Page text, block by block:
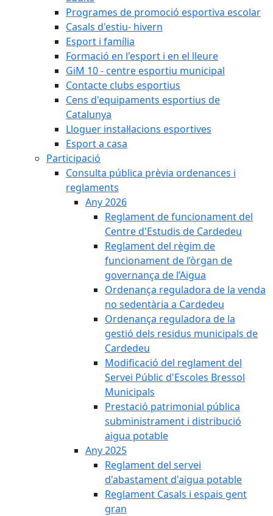
Programes de promoció esportiva escolar
Casals d'estiu- hivern
Esport i família
Formació en l'esport i en el lleure
GiM 10 - centre esportiu municipal
Contacte clubs esportius
Cens d'equipaments esportius de
Catalunya
Lloguer instal·lacions esportives
Esport a casa
Participació
Consulta pública prèvia ordenances i
reglaments
Any 2026
Reglament de funcionament del
Centre d'Estudis de Cardedeu
Reglament del règim de
funcionament de l’òrgan de
governança de l’Aigua
Ordenança reguladora de la venda
no sedentària a Cardedeu
Ordenança reguladora de la
gestió dels residus municipals de
Cardedeu
Modificació del reglament del
Servei Públic d'Escoles Bressol
Municipals
Prestació patrimonial pública
subministrament i distribució
aigua potable
Any 2025
Reglament del servei
d'abastament d'aigua potable
Reglament Casals i espais gent
gran